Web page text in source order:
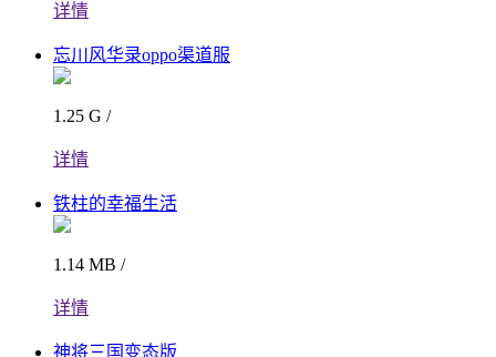
详情
忘川风华录oppo渠道服
1.25 G /
详情
铁柱的幸福生活
1.14 MB /
详情
神将三国变态版